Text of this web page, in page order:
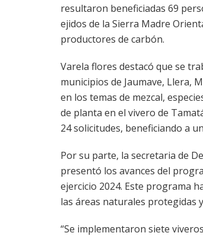
resultaron beneficiadas 69
ejidos de la Sierra Madre
productores de carbón.
Varela flores destacó que se
municipios de Jaumave, Llera,
en los temas de mezcal,
de planta en el vivero de
24 solicitudes, beneficiando a
Por su parte, la secretaria de
presentó los avances del
ejercicio 2024. Este programa
las áreas naturales protegidas
“Se implementaron siete